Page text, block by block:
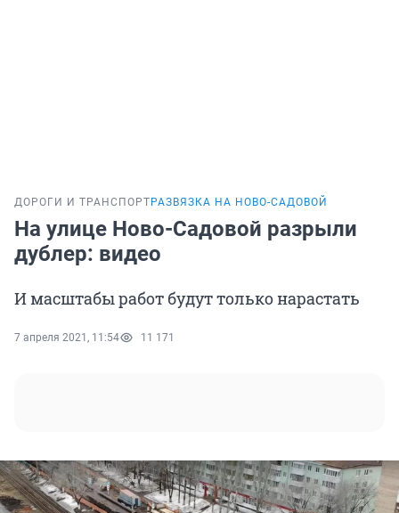
ДОРОГИ И ТРАНСПОРТ РАЗВЯЗКА НА НОВО-САДОВОЙ
На улице Ново-Садовой разрыли
дублер: видео
И масштабы работ будут только нарастать
7 апреля 2021, 11:54 11 171